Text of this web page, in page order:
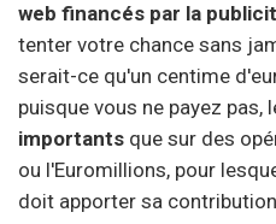
web financés par la
tenter votre chance sans
serait-ce qu'un centime
puisque vous ne payez pas,
importants que sur des
ou l'Euromillions, pour
doit apporter sa